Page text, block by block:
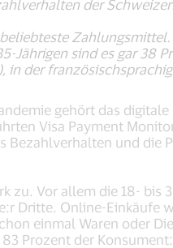
der
Zahlungsmittel.
Jährigen sind es gar 38
der
gehört das
Visa Payment
und die
zu. Vor allem die 18- bis
Dritte. Online-Einkäufe
einmal Waren oder
Prozent der